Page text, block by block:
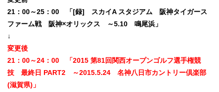
21：00～25：00 「[録] スカイA スタジアム 阪神タイガース
ファーム戦 阪神×オリックス ～5.10 鳴尾浜」
↓
変更後
21：00～24：00 「2015 第81回関西オープンゴルフ選手権競
技 最終日 PART2 ～2015.5.24 名神八日市カントリー倶楽部
(滋賀県)」